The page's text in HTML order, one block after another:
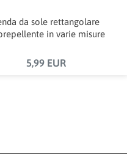
da sole rettangolare
in varie misure
5,99 EUR